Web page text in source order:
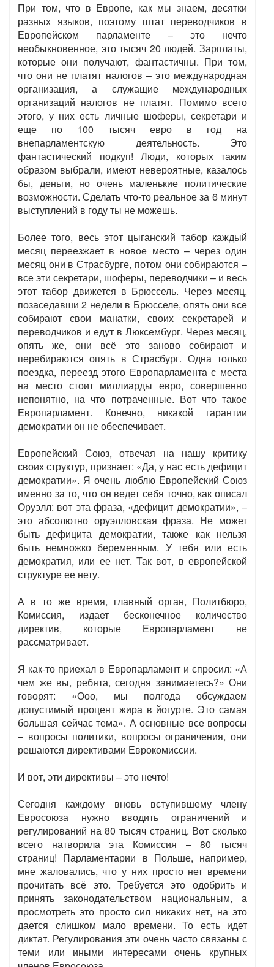
При том, что в Европе, как мы знаем, десятки
разных языков, поэтому штат переводчиков в
Европейском парламенте – это нечто
необыкновенное, это тысяч 20 людей. Зарплаты,
которые они получают, фантастичны. При том,
что они не платят налогов – это международная
организация, а служащие международных
организаций налогов не платят. Помимо всего
этого, у них есть личные шоферы, секретари и
еще по 100 тысяч евро в год на
внепарламентскую деятельность. Это
фантастический подкуп! Люди, которых таким
образом выбрали, имеют невероятные, казалось
бы, деньги, но очень маленькие политические
возможности. Сделать что-то реальное за 6 минут
выступлений в году ты не можешь.
Более того, весь этот цыганский табор каждый
месяц переезжает в новое место – через один
месяц они в Страсбурге, потом они собираются –
все эти секретари, шоферы, переводчики – и весь
этот табор движется в Брюссель. Через месяц,
позаседавши 2 недели в Брюсселе, опять они все
собирают свои манатки, своих секретарей и
переводчиков и едут в Люксембург. Через месяц,
опять же, они всё это заново собирают и
перебираются опять в Страсбург. Одна только
поездка, переезд этого Европарламента с места
на место стоит миллиарды евро, совершенно
непонятно, на что потраченные. Вот что такое
Европарламент. Конечно, никакой гарантии
демократии он не обеспечивает.
Европейский Союз, отвечая на нашу критику
своих структур, признает: «Да, у нас есть дефицит
демократии». Я очень люблю Европейский Союз
именно за то, что он ведет себя точно, как описал
Оруэлл: вот эта фраза, «дефицит демократии», –
это абсолютно оруэлловская фраза. Не может
быть дефицита демократии, также как нельзя
быть немножко беременным. У тебя или есть
демократия, или ее нет. Так вот, в европейской
структуре ее нету.
А в то же время, главный орган, Политбюро,
Комиссия, издает бесконечное количество
директив, которые Европарламент не
рассматривает.
Я как-то приехал в Европарламент и спросил: «А
чем же вы, ребята, сегодня занимаетесь?» Они
говорят: «Ооо, мы полгода обсуждаем
допустимый процент жира в йогурте. Это самая
большая сейчас тема». А основные все вопросы
– вопросы политики, вопросы ограничения, они
решаются директивами Еврокомиссии.
И вот, эти директивы – это нечто!
Сегодня каждому вновь вступившему члену
Евросоюза нужно вводить ограничений и
регулирований на 80 тысяч страниц. Вот сколько
всего натворила эта Комиссия – 80 тысяч
страниц! Парламентарии в Польше, например,
мне жаловались, что у них просто нет времени
прочитать всё это. Требуется это одобрить и
принять законодательством национальным, а
просмотреть это просто сил никаких нет, на это
дается слишком мало времени. То есть идет
диктат. Регулирования эти очень часто связаны с
теми или иными интересами очень крупных